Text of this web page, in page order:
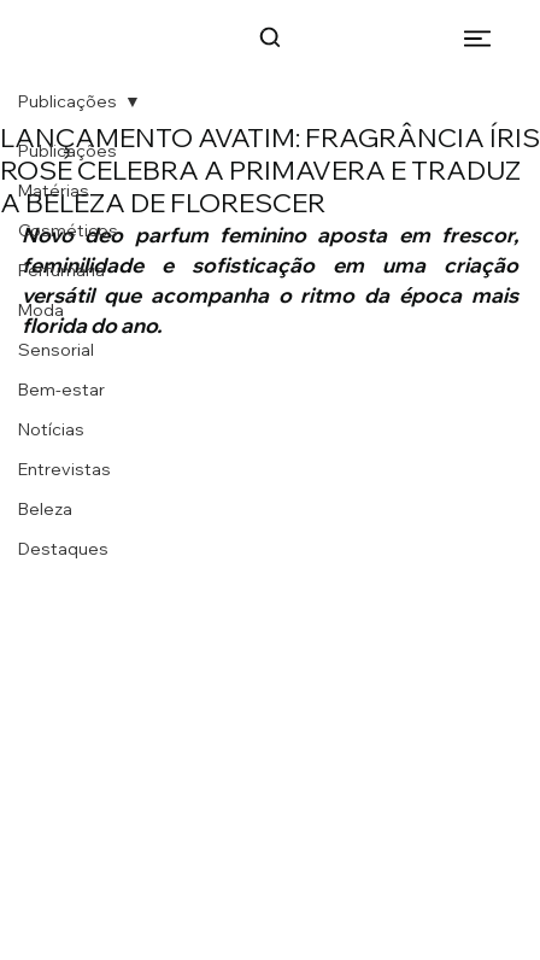
Publicações
Matérias
Cosméticos
Perfumaria
Moda
Sensorial
Bem-estar
Notícias
Entrevistas
Beleza
Destaques
Publicações
LANÇAMENTO AVATIM: FRAGRÂNCIA ÍRIS
ROSÉ CELEBRA A PRIMAVERA E TRADUZ
A BELEZA DE FLORESCER
Novo deo parfum feminino aposta em frescor,
feminilidade e sofisticação em uma criação
versátil que acompanha o ritmo da época mais
florida do ano.